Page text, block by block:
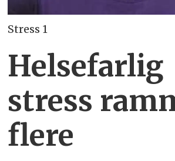
Stress 1
Helsefarlig
stress
flere